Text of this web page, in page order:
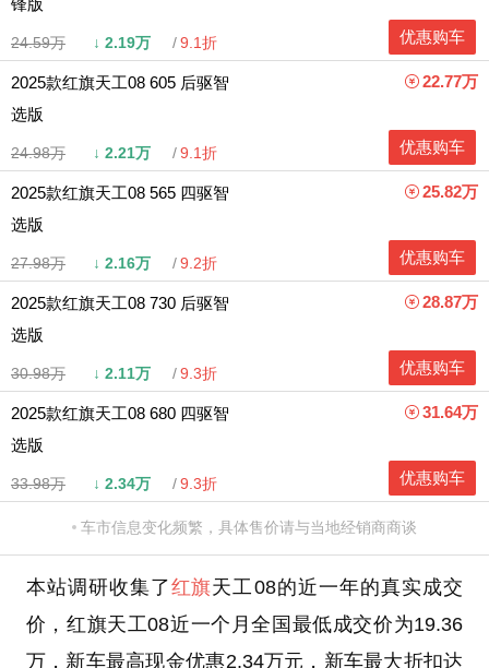
锋版
24.59万 ↓ 2.19万 9.1折 优惠购车
2025款红旗天工08 605 后驱智
选版
24.98万 ↓ 2.21万 9.1折
22.77万
优惠购车
2025款红旗天工08 565 四驱智
选版
27.98万 ↓ 2.16万 9.2折
25.82万
优惠购车
2025款红旗天工08 730 后驱智
选版
30.98万 ↓ 2.11万 9.3折
28.87万
优惠购车
2025款红旗天工08 680 四驱智
选版
33.98万 ↓ 2.34万 9.3折
31.64万
优惠购车
车市信息变化频繁，具体售价请与当地经销商商谈
本站调研收集了红旗天工08的近一年的真实成交
价，红旗天工08近一个月全国最低成交价为19.36
万，新车最高现金优惠2.34万元，新车最大折扣达